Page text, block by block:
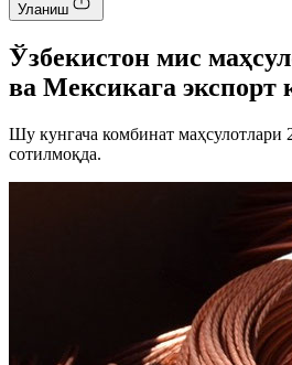
Уланиш
Ўзбекистон мис
ва Мексикага экспорт
Шу кунгача комбинат маҳсулотлари
сотилмоқда.